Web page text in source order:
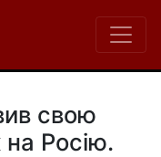
свою
Росію.